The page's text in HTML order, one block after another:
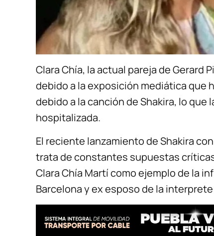
Clara Chía, la actual pareja de
debido a la exposición mediática que
debido a la canción de Shakira, lo que
hospitalizada.
El reciente lanzamiento de Shakira
trata de constantes supuestas
Clara Chía Martí como ejemplo de la
Barcelona y ex esposo de la interprete